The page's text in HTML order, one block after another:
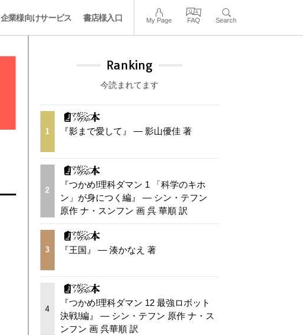
企業様向けサービス 書店様入口 My Page FAQ Search
Ranking
今読まれてます
1 『影まで愛して』 — 影山優佳 著
2
『つかめ!理科ダマン 1 「科学のキホ
ン」が身につく編』 — シン・テフン
原作 ナ・スンフン 画 呉 華順 訳
3 『王国』 — 湊かなえ 著
4
『つかめ!理科ダマン 12 最強ロボット
決戦!編』 — シン・テフン 原作 ナ・ス
ンフン 画 呉華順 訳